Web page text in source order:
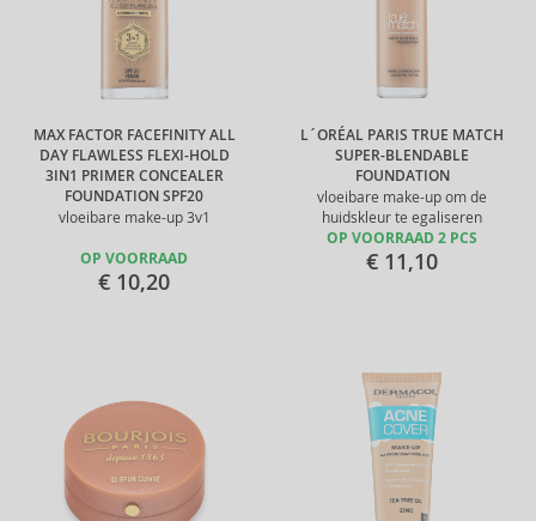
MAX FACTOR FACEFINITY ALL
DAY FLAWLESS FLEXI-HOLD
3IN1 PRIMER CONCEALER
FOUNDATION SPF20
vloeibare make-up 3v1
OP VOORRAAD
€ 10,20
L´ORÉAL PARIS TRUE MATCH
SUPER-BLENDABLE
FOUNDATION
vloeibare make-up om de
huidskleur te egaliseren
OP VOORRAAD 2 PCS
€ 11,10